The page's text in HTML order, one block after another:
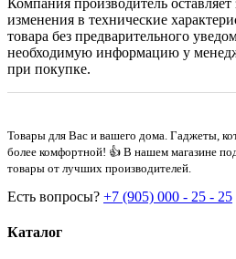
Компания производитель
изменения в технические
товара без предварительного
необходимую информацию у
при покупке.
Товары для Вас и вашего дома. Гаджеты,
более комфортной! 👍 В нашем магазине
товары от лучших производителей.
Есть вопросы? +7 (905) 000 - 25 - 25
Каталог